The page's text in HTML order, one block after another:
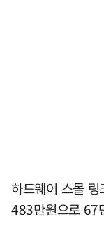
하드웨어 스몰
483만원으로 67